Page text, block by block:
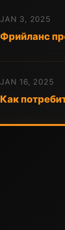
JAN 3, 2025
Фрийланс
JAN 16, 2025
Как